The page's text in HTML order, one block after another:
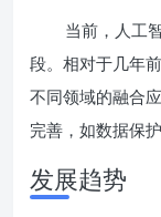
当前，人工
段。相对于几年
不同领域的融合
完善，如数据保
发展趋势